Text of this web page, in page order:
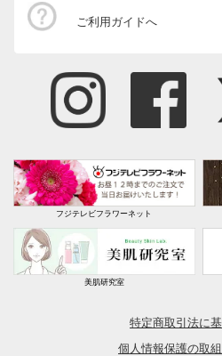
ご利用ガイドへ
フジテレビフラワーネット
美肌研究室
特定商取引法に
個人情報保護の取